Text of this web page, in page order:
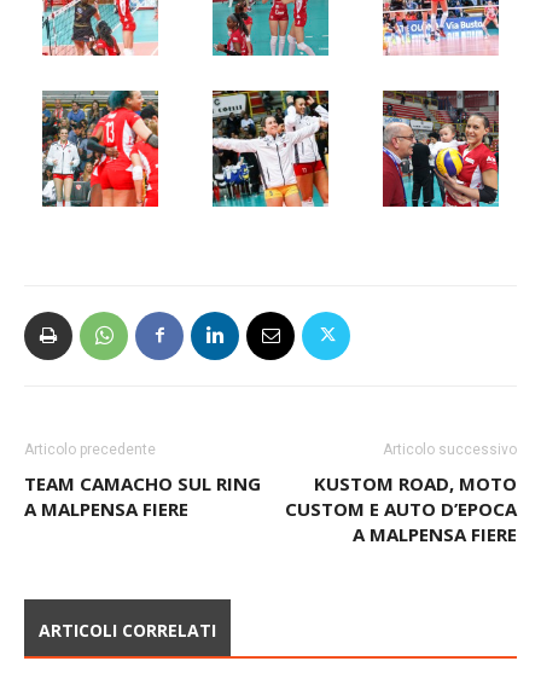
Articolo precedente
TEAM CAMACHO SUL RING
A MALPENSA FIERE
Articolo successivo
KUSTOM ROAD, MOTO
CUSTOM E AUTO D’EPOCA
A MALPENSA FIERE
ARTICOLI CORRELATI